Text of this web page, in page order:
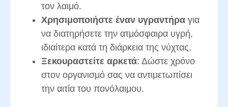
τον λαιμό.
Χρησιμοποιήστε έναν υγραντήρα για
να διατηρήσετε την ατμόσφαιρα υγρή,
ιδιαίτερα κατά τη διάρκεια της νύχτας.
Ξεκουραστείτε αρκετά: Δώστε χρόνο
στον οργανισμό σας να αντιμετωπίσει
την αιτία του πονόλαιμου.